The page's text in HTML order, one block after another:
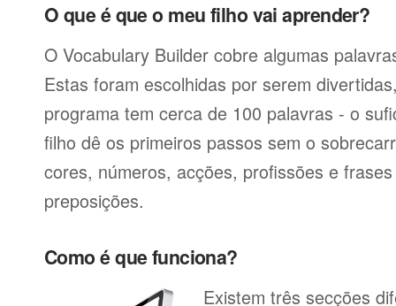
O que é que o meu filho vai aprender?
O Vocabulary Builder cobre algumas
Estas foram escolhidas por serem
programa tem cerca de 100 palavras - o
filho dê os primeiros passos sem o
cores, números, acções, profissões e
preposições.
Como é que funciona?
Existem três secções